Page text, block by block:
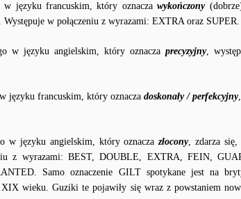
w języku francuskim, który oznaczawykończony
Występuje w połączeniu z wyrazami: EXTRA oraz SUPER.
w języku angielskim, który oznacza precyzyjny,
języku francuskim, który oznacza doskonały / perfekcyjny
w języku angielskim, który oznaczazłocony, zdarza się,
z wyrazami: BEST, DOUBLE, EXTRA, FEIN,
Samo oznaczenie GILT spotykane jest na
wieku. Guziki te pojawiły się wraz z powstaniem